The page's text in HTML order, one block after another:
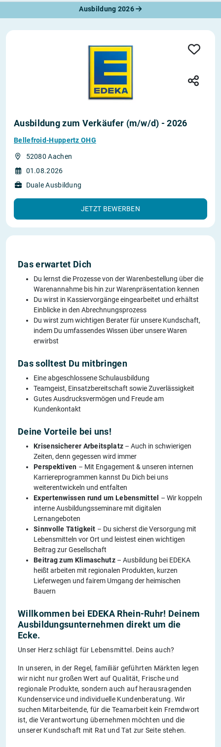
Ausbildung 2026
Ausbildung zum Verkäufer (m/w/d) - 2026
Bellefroid-Huppertz OHG
52080 Aachen
01.08.2026
Duale Ausbildung
JETZT BEWERBEN
Das erwartet Dich
Du lernst die Prozesse von der Warenbestellung über die
Warenannahme bis hin zur Warenpräsentation kennen
Du wirst in Kassiervorgänge eingearbeitet und erhältst
Einblicke in den Abrechnungsprozess
Du wirst zum wichtigen Berater für unsere Kundschaft,
indem Du umfassendes Wissen über unsere Waren
erwirbst
Das solltest Du mitbringen
Eine abgeschlossene Schulausbildung
Teamgeist, Einsatzbereitschaft sowie Zuverlässigkeit
Gutes Ausdrucksvermögen und Freude am
Kundenkontakt
Deine Vorteile bei uns!
Krisensicherer Arbeitsplatz – Auch in schwierigen
Zeiten, denn gegessen wird immer
Perspektiven – Mit Engagement & unseren internen
Karriereprogrammen kannst Du Dich bei uns
weiterentwickeln und entfalten
Expertenwissen rund um Lebensmittel – Wir koppeln
interne Ausbildungsseminare mit digitalen
Lernangeboten
Sinnvolle Tätigkeit – Du sicherst die Versorgung mit
Lebensmitteln vor Ort und leistest einen wichtigen
Beitrag zur Gesellschaft
Beitrag zum Klimaschutz– Ausbildung bei EDEKA
heißt arbeiten mit regionalen Produkten, kurzen
Lieferwegen und fairem Umgang der heimischen
Bauern
Willkommen bei EDEKA Rhein-Ruhr! Deinem
Ausbildungsunternehmen direkt um die
Ecke.
Unser Herz schlägt für Lebensmittel. Deins auch?
In unseren, in der Regel, familiär geführten Märkten legen
wir nicht nur großen Wert auf Qualität, Frische und
regionale Produkte, sondern auch auf herausragenden
Kundenservice und individuelle Kundenberatung. Wir
suchen Mitarbeitende, für die Teamarbeit kein Fremdwort
ist, die Verantwortung übernehmen möchten und die
unserer Kundschaft mit Rat und Tat zur Seite stehen.